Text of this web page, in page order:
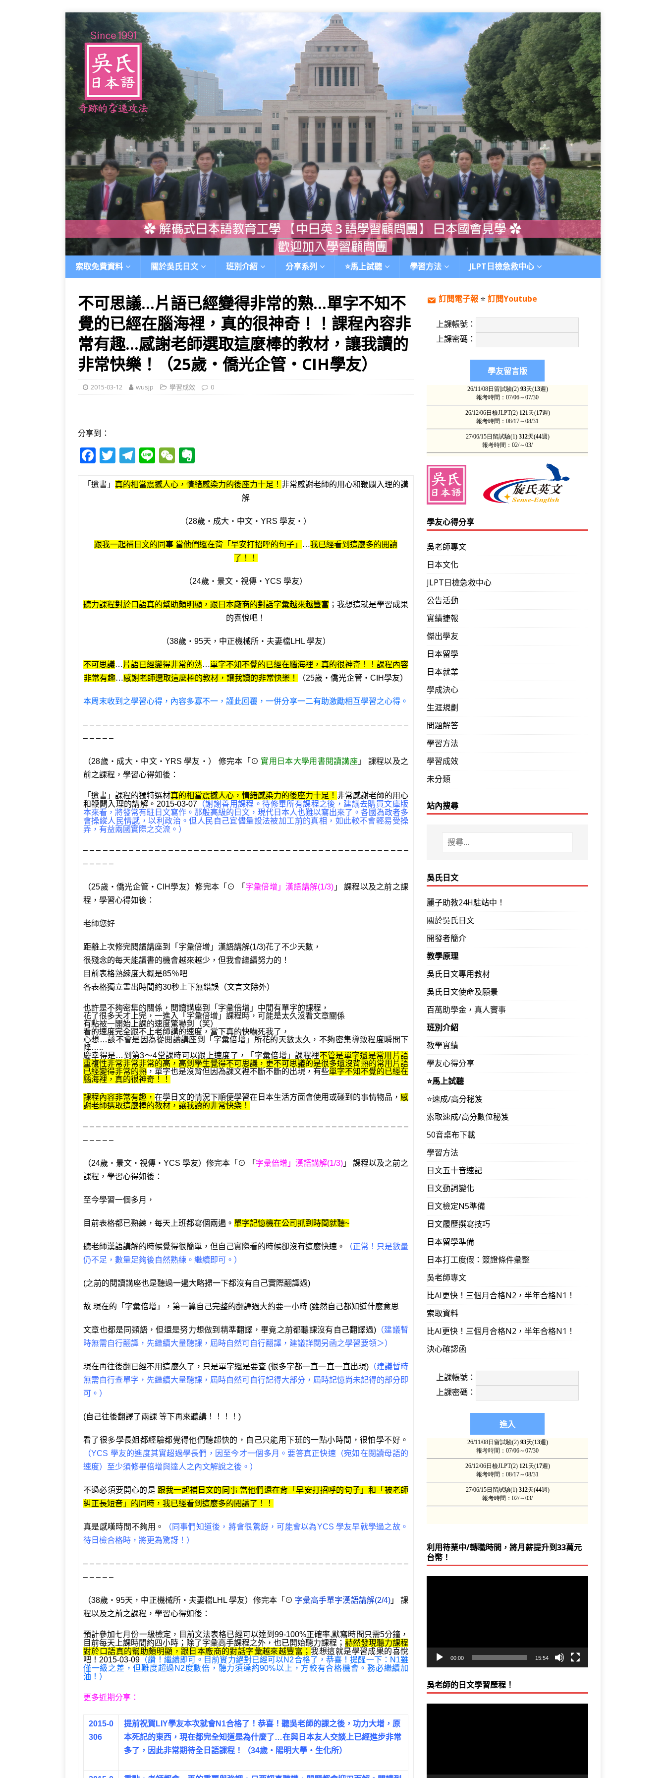
索取免費資料 關於吳氏日文 班別介紹 分享系列 ⭐️馬上試聽 學習方法 JLPT日檢急救中心
不可思議…片語已經變得非常的熟…單字不知不
覺的已經在腦海裡，真的很神奇！！課程內容非
常有趣…感謝老師選取這麼棒的教材，讓我讀的
非常快樂！（25歲‧僑光企管‧CIH學友）
2015-03-12 wusjp 學習成效 0
分享到：
F
c
o
T
it
T
e
Li
e
W
C
at
e
n
te
「遺書」 真的相當震撼人心，情緒感染力的後座力十足！ 非常感謝老師的用心和鞭闢入理的講
解
（28歲‧成大‧中文‧YRS 學友‧）
跟我一起補日文的同事 當他們還在背「早安打招呼的句子」 …我已經看到這麼多的閱讀
了！！
（24歲‧景文‧視傳‧YCS 學友）
聽力課程對於口語真的幫助頗明顯，跟日本廠商的對話字彙越來越豐富 ；我想這就是學習成果
的喜悅吧！
（38歲‧95天，中正機械所‧夫妻檔LHL 學友）
不可思議…片語已經變得非常的熟…單字不知不覺的已經在腦海裡，真的很神奇！！課程內容
非常有趣…感謝老師選取這麼棒的教材，讓我讀的非常快樂！ （25歲‧僑光企管‧CIH學友）
本周末收到之學習心得，內容多寡不一，謹此回覆，一併分享一二有助激勵相互學習之心得。
– – – – – – – – – – – – – – – – – – – – – – – – – – – – – – – – – – – – – – – – – – – – – – – – – –
– – – – –
（28歲‧成大‧中文‧YRS 學友‧） 修完本「⊙實用日本大學用書閱讀講座 」 課程以及之
前之課程，學習心得如後：
「遺書」課程的獨特選材真的相當震撼人心，情緒感染力的後座力十足！ 非常感謝老師的用心
和鞭闢入理的講解。2015-03-07（謝謝善用課程。待修畢所有課程之後，建議去購買文庫版
本來看，將發常有駐日文寫作。那般高級的日文，現代日本人也難以寫出來了。各國為政者多
會操縱人民情感，以利政治。但人民自己宜儘量設法被加工前的真相，如此較不會輕易受操
弄，有益兩國實際之交流。）
– – – – – – – – – – – – – – – – – – – – – – – – – – – – – – – – – – – – – – – – – – – – – – – – – –
– – – – –
（25歲‧僑光企管‧CIH學友）修完本「⊙ 「 字彙倍增」漢語講解(1/3) 」 課程以及之前之課
程，學習心得如後：
老師您好
距離上次修完閱讀講座到「字彙倍增」漢語講解(1/3)花了不少天數，
很殘念的每天能讀書的機會越來越少，但我會繼續努力的！
目前表格熟練度大概是85％吧
各表格獨立畫出時間約30秒上下無錯誤（文言文除外）
也許是不夠密集的關係，閱讀講座到「字彙倍增」中間有單字的課程，
花了很多天才上完，一進入「字彙倍增」課程時，可能是太久沒看文章關係
有點被一開始上課的速度驚嚇到（笑）
看的速度完全跟不上老師講的速度，當下真的快嚇死我了，
心想…該不會是因為從閱讀講座到「字彙倍增」所花的天數太久，不夠密集導致程度瞬間下
降…..
慶幸得是…到第3～4堂課時可以跟上速度了，「字彙倍增」課程裡不管是單字還是常用片語
重複性非常非常非常的高，高到學生覺得不可思議，更不可思議的是很多還沒背熟的常用片語
已經變得非常的熟 ，單字也是沒背但因為課文裡不斷不斷的出現，有些單字不知不覺的已經在
腦海裡，真的很神奇！！
課程內容非常有趣， 在學日文的情況下順便學習在日本生活方面會使用或碰到的事情物品， 感
謝老師選取這麼棒的教材，讓我讀的非常快樂！
– – – – – – – – – – – – – – – – – – – – – – – – – – – – – – – – – – – – – – – – – – – – – – – – – –
– – – – –
（24歲‧景文‧視傳‧YCS 學友） 修完本「⊙ 「 字彙倍增」漢語講解(1/3) 」 課程以及之前之
課程，學習心得如後：
至今學習一個多月，
目前表格都已熟練，每天上班都寫個兩遍。 單字記憶機在公司抓到時間就聽~
聽老師漢語講解的時候覺得很簡單，但自己實際看的時候卻沒有這麼快速。
（正常！只是數量
仍不足，數量足夠後自然熟練。繼續即可。）
(之前的閱讀講座也是聽過一遍大略掃一下都沒有自己實際翻譯過)
故 現在的「字彙倍增」，第一篇自己完整的翻譯過大約要一小時 (雖然自己都知道什麼意思
文章也都是同類語，但還是努力想做到精準翻譯，畢竟之前都聽課沒有自己翻譯過)（建議暫
時無需自行翻譯，先繼續大量聽課，屆時自然可自行翻譯，建議詳閱另函之學習要領＞）
現在再往後翻已經不用這麼久了，只是單字還是要查 (很多字都一直一直一直出現)（建議暫時
無需自行查單字，先繼續大量聽課，屆時自然可自行記得大部分，屆時記憶尚未記得的部分即
可。）
(自己往後翻譯了兩課 等下再來聽講！！！！)
看了很多學長姐都經驗都覺得他們聽超快的，自己只能用下班的一點小時間，很怕學不好。
（YCS 學友的進度其實超過學長們，因至今才一個多月。要答真正快速（宛如在閱讀母語的
速度）至少須修畢倍增與達人之內文解說之後。）
不過必須要開心的是 跟我一起補日文的同事 當他們還在背「早安打招呼的句子」和「被老師
糾正長短音」的同時，我已經看到這麼多的閱讀了！！
真是感嘆時間不夠用。 （同事們知道後，將會很驚訝，可能會以為YCS 學友早就學過之故。
待日檢合格時，將更為驚訝！）
– – – – – – – – – – – – – – – – – – – – – – – – – – – – – – – – – – – – – – – – – – – – – – – – – –
– – – – –
（38歲‧95天，中正機械所‧夫妻檔LHL 學友）修完本「⊙ 字彙高手單字漢語講解(2/4)」 課
程以及之前之課程，學習心得如後：
預計參加七月份一級檢定，目前文法表格已經可以達到99-100%正確率,默寫時間只需5分鐘，
目前每天上課時間約四小時；除了字彙高手課程之外，也已開始聽力課程； 赫然發現聽力課程
對於口語真的幫助頗明顯，跟日本廠商的對話字彙越來越豐富；我想這就是學習成果的喜悅
吧！2015-03-09 （讚！繼續即可。目前實力絕對已經可以N2合格了，恭喜！提醒一下：N1雖
僅一級之差，但難度超過N2度數倍，聽力須達約90%以上，方較有合格機會。務必繼續加
油！）
更多近期分享：
2015-0
306
提前祝賀LIY學友本次就會N1合格了！恭喜！聽吳老師的課之後，功力大增，原
本死記的東西，現在都完全知道是為什麼了…在與日本友人交談上已經進步非常
多了，因此非常期待全日語課程！（34歲‧陽明大學‧生化所）
訂閱電子報⭐️ 訂閱Youtube
上課帳號：
上課密碼：
學友心得分享
吳老師專文
日本文化
JLPT日檢急救中心
公告活動
實績捷報
傑出學友
日本留學
日本就業
學成決心
生涯規劃
問題解答
學習方法
學習成效
未分類
站內搜尋
吳氏日文
麗子助教24H駐站中！
關於吳氏日文
開發者簡介
教學原理
吳氏日文專用教材
吳氏日文使命及願景
百萬助學金，真人實事
班別介紹
教學實績
學友心得分享
⭐️馬上試聽
⭐️速成/高分秘笈
索取速成/高分數位秘笈
50音桌布下載
學習方法
日文五十音速記
日文動詞變化
日文檢定N5準備
日文履歷撰寫技巧
日本留學準備
日本打工度假：簽證條件彙整
吳老師專文
比AI更快！三個月合格N2，半年合格N1！
索取資料
比AI更快！三個月合格N2，半年合格N1！
決心確認函
上課帳號：
上課密碼：
利用待業中/轉職時間，將月薪提升到33萬元
台幣！
00:00 15:54
吳老師的日文學習歷程！